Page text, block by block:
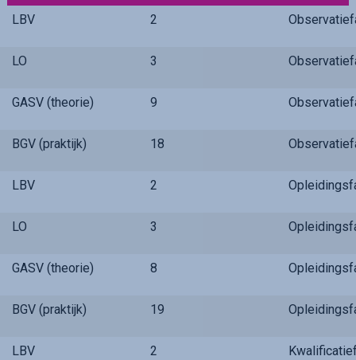
LBV 2
LO 3
GASV (theorie) 9
BGV (praktijk) 18
LBV 2
LO 3
GASV (theorie) 8
BGV (praktijk) 19
LBV 2